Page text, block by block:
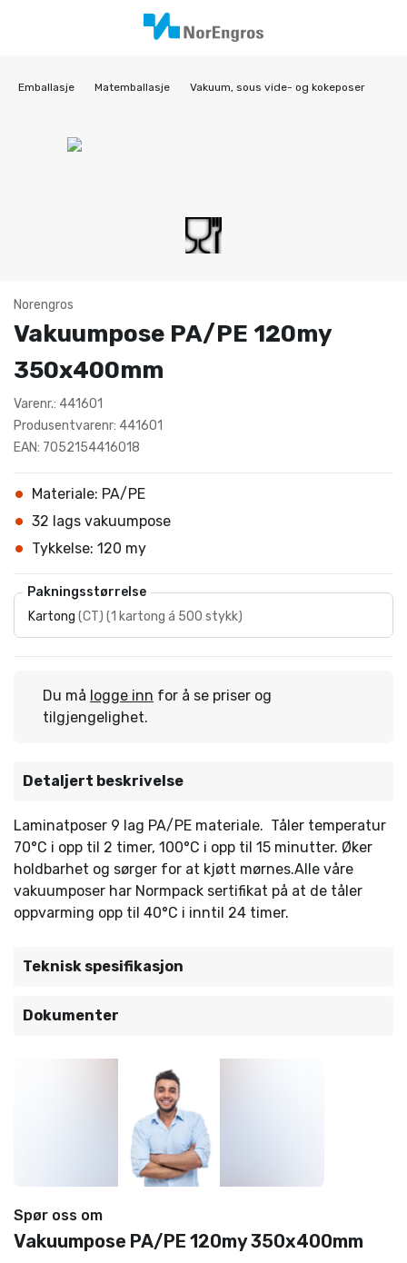
Emballasje Matemballasje Vakuum, sous vide- og kokeposer
Norengros
Vakuumpose PA/PE 120my
350x400mm
Varenr.: 441601
Produsentvarenr: 441601
EAN: 7052154416018
Materiale: PA/PE
32 lags vakuumpose
Tykkelse: 120 my
Pakningsstørrelse
Kartong (CT) (1 kartong á 500 stykk)
Du må logge inn for å se priser og
tilgjengelighet.
Detaljert beskrivelse
Laminatposer 9 lag PA/PE materiale. Tåler temperatur
70°C i opp til 2 timer, 100°C i opp til 15 minutter. Øker
holdbarhet og sørger for at kjøtt mørnes.Alle våre
vakuumposer har Normpack sertifikat på at de tåler
oppvarming opp til 40°C i inntil 24 timer.
Teknisk spesifikasjon
Dokumenter
Spør oss om
Vakuumpose PA/PE 120my 350x400mm